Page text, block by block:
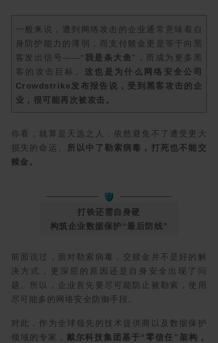
一般来说，遭到网络攻击的企业通常意味着自
身防护能力的薄弱，而支付赎金更是等于向黑
客发出信号——“ 我是条大鱼 ”，而成为更多黑
客的攻击目标。 这也是为什么网络安全公司
Crowdstrike发布报告说，受到黑客攻击的企
业，很可能再次被攻击。
你看，就算是天选之人，依然避免不了遭受更大
损失的命运。
所以中了勒索病毒，打死也不能交
赎金。
打铁还需自身硬
构筑企业数据保护“最后防线”
前面说过，面对勒索病毒，交赎金并不是好的解
决方式，更深层的原因还是自身安全出现了问
题。所以，企业首先要尽可能防止被勒索，使用
尽可能多的网络安全防御手段。
对此，作为全球领先的技术提供商以及数据保护
领域的专家， 戴尔科技集团基于“零信任”架构，